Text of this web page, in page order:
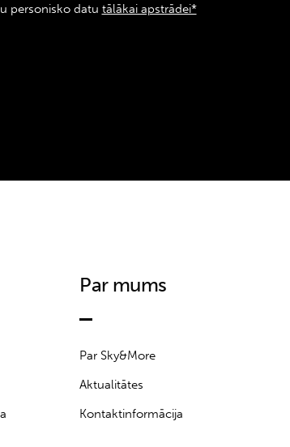
personisko datu tālākai apstrādei*
Par mums
Par Sky&More
Aktualitātes
Kontaktinformācija